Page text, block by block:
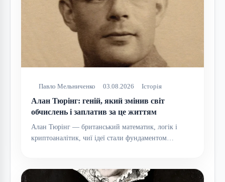
Павло Мельниченко 03.08.2026 Історія
Алан Тюрінг: геній, який змінив світ
обчислень і заплатив за це життям
Алан Тюрінг — британський математик, логік і
криптоаналітик, чиї ідеї стали фундаментом…